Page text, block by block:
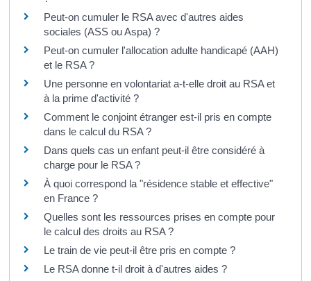
Peut-on cumuler le RSA avec d'autres aides
sociales (ASS ou Aspa) ?
Peut-on cumuler l'allocation adulte handicapé (AAH)
et le RSA ?
Une personne en volontariat a-t-elle droit au RSA et
à la prime d'activité ?
Comment le conjoint étranger est-il pris en compte
dans le calcul du RSA ?
Dans quels cas un enfant peut-il être considéré à
charge pour le RSA ?
À quoi correspond la "résidence stable et effective"
en France ?
Quelles sont les ressources prises en compte pour
le calcul des droits au RSA ?
Le train de vie peut-il être pris en compte ?
Le RSA donne t-il droit à d'autres aides ?